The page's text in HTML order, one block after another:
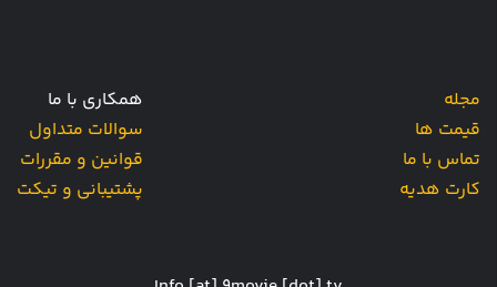
مجله
قیمت ها
تماس با ما
کارت هدیه
همکاری با ما
سوالات متداول
قوانین و مقررات
پشتیبانی و تیکت